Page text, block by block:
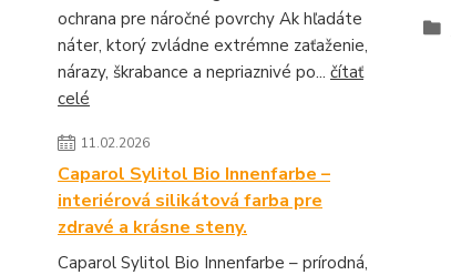
ochrana pre náročné povrchy Ak hľadáte
náter, ktorý zvládne extrémne zaťaženie,
nárazy, škrabance a nepriaznivé po... čítať
celé
11.02.2026
Caparol Sylitol Bio Innenfarbe –
interiérová silikátová farba pre
zdravé a krásne steny.
Caparol Sylitol Bio Innenfarbe – prírodná,